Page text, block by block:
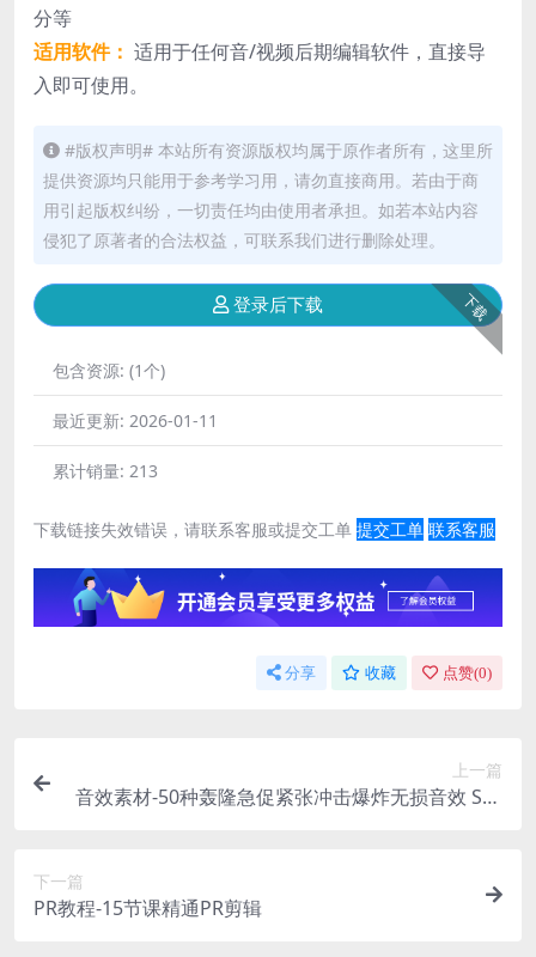
分等
适用软件： 适用于任何音/视频后期编辑软件，直接导
入即可使用。
#版权声明# 本站所有资源版权均属于原作者所有，这里所
提供资源均只能用于参考学习用，请勿直接商用。若由于商
用引起版权纠纷，一切责任均由使用者承担。如若本站内容
侵犯了原著者的合法权益，可联系我们进行删除处理。
下载
登录后下载
包含资源: (1个)
最近更新: 2026-01-11
累计销量: 213
下载链接失效错误，请联系客服或提交工单 提交工单 联系客服
分享 收藏 点赞(0)
上一篇
音效素材-50种轰隆急促紧张冲击爆炸无损音效 SFX
下一篇
PR教程-15节课精通PR剪辑